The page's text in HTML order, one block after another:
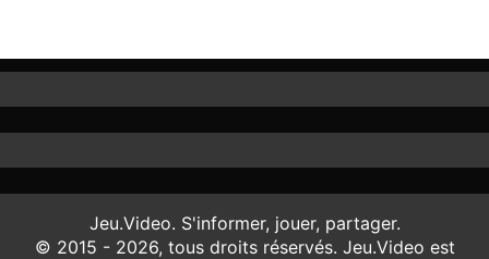
Jeu.Video. S'informer, jouer, partager.
© 2015 - 2026, tous droits réservés. Jeu.Video est